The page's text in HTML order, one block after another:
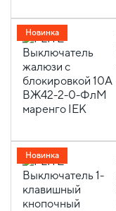
Новинка
Новинка